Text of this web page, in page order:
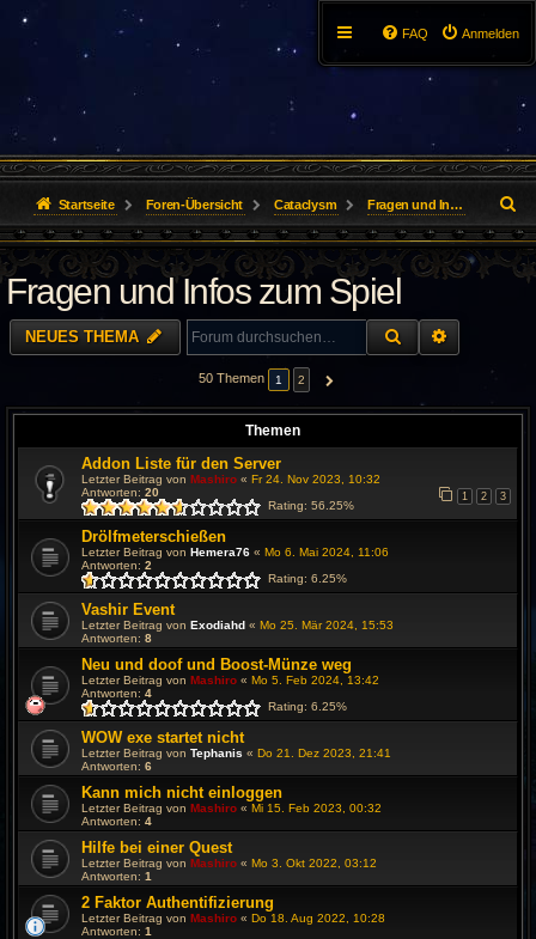
Anmelden
FAQ
Startseite Foren-Übersicht Cataclysm Fragen und Infos zum Spiel
u
c
Fragen und Infos zum Spiel
NEUES THEMA SUCHE
50 Themen 1 2 NÄCHSTE
Themen
Addon Liste für den Server
Letzter Beitrag von Mashiro « Fr 24. Nov 2023, 10:32
Antworten: 20 1 2 3
Rating: 56.25%
Drölfmeterschießen
Letzter Beitrag von Hemera76 « Mo 6. Mai 2024, 11:06
Antworten: 2
Rating: 6.25%
Vashir Event
Letzter Beitrag von Exodiahd « Mo 25. Mär 2024, 15:53
Antworten: 8
Neu und doof und Boost-Münze weg
Letzter Beitrag von Mashiro « Mo 5. Feb 2024, 13:42
Antworten: 4
Rating: 6.25%
WOW exe startet nicht
Letzter Beitrag von Tephanis « Do 21. Dez 2023, 21:41
Antworten: 6
Kann mich nicht einloggen
Letzter Beitrag von Mashiro « Mi 15. Feb 2023, 00:32
Antworten: 4
Hilfe bei einer Quest
Letzter Beitrag von Mashiro « Mo 3. Okt 2022, 03:12
Antworten: 1
2 Faktor Authentifizierung
Letzter Beitrag von Mashiro « Do 18. Aug 2022, 10:28
Antworten: 1